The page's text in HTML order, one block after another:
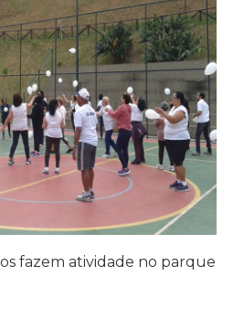
fazem atividade no parque